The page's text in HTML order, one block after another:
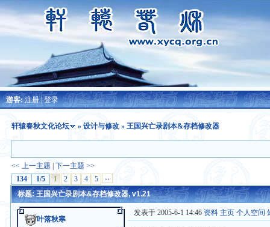
游客:注册|登录
轩辕春秋文化论坛 »设计与修改 » 王国兴亡录剧本&存档修改器
<< 上一主题 |下一主题 >>
134
1/5 1 2 3 4 5 ››
标题: 王国兴亡录剧本&存档修改器, v1.21
叶落秋寒
发表于 2005-6-1 14:46 资料 主页 个人空间